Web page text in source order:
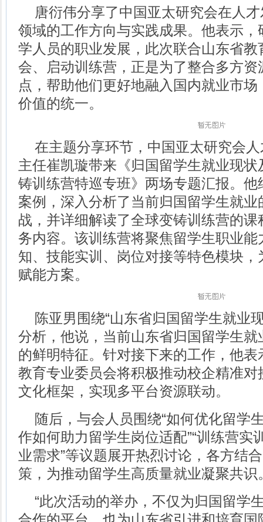
唐衍伟分享了中国亚太研究会在人
领域的工作方向与实践成果。他表示
学人员的职业发展，此次联合山东省
会、启动训练营，正是为了整合多方
点，帮助他们更好地融入国内就业市
价值的统一。
在主题分享环节，中国亚太研究会
主任崔凯璇带来《归国留学生就业现
铸训练营特巡专班》两场专题汇报。
案例，深入分析了当前归国留学生就
战，并详细解读了全球变铸训练营的
务内容。该训练营将聚焦留学生职业
知、技能实训、岗位对接等特色模块
赋能方案。
陈亚男围绕“山东省归国留学生就业
分析，他说，当前山东省归国留学生
的鲜明特征。针对接下来的工作，他
教育专业委员会将积极推动校企精准
文化框架，实现多平台资源联动。
随后，与会人员围绕“如何优化留学
作如何助力留学生岗位适配”“训练营实
业需求”等议题展开热烈讨论，各方结
策，为推动留学生高质量就业凝聚共识
“此次活动的举办，不仅为归国留学